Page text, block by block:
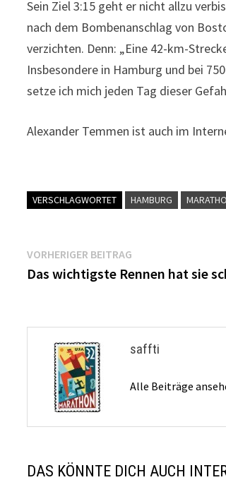
Sein Ziel 3:15 geht er nicht allzu
nach dem Bombenanschlag von
verzichten. Denn: „Eine 42-km-
Insbesondere in Hamburg und bei
setze ich mich jeden Tag dieser
Alexander Temmen ist auch im
VERSCHLAGWORTET HAMBURG
Beitragsnavigation
VORHERIGER BEITRAG
Beitrag:
Das wichtigste Rennen hat sie
saffti
Alle Beiträge
DAS KÖNNTE DICH AUCH